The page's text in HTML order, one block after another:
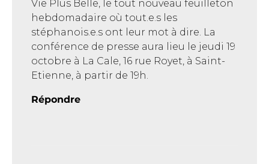
Vie Plus Belle, le tout nouveau feuilleton
hebdomadaire où tout.e.s les
stéphanois.e.s ont leur mot à dire. La
conférence de presse aura lieu le jeudi 19
octobre à La Cale, 16 rue Royet, à Saint-
Etienne, à partir de 19h.
Répondre